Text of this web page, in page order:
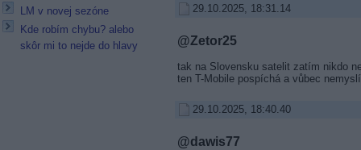
LM v novej sezóne
Kde robím chybu? alebo
skôr mi to nejde do hlavy
29.10.2025, 18:31.14
@Zetor25
tak na Slovensku satelit zatím nikdo
ten T-Mobile pospíchá a vůbec
29.10.2025, 18:40.40
@dawis77